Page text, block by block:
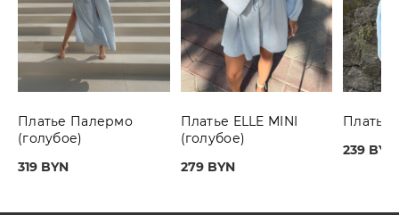
Платье Палермо
(голубое)
319 BYN
Платье ELLE MINI
(голубое)
279 BYN
Платье
239 BYN